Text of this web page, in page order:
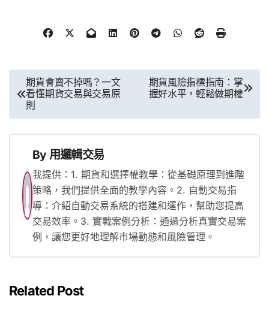
章
導
期貨會賣不掉嗎？一文
看懂期貨交易與交易原
則
期貨風險指標指南：掌
握好水平，輕鬆做期權
By 用邏輯交易
我提供：1. 期貨和選擇權教學：從基礎原理到進階
策略，我們提供全面的教學內容。2. 自動交易指
導：介紹自動交易系統的搭建和運作，幫助您提高
交易效率。3. 實戰案例分析：通過分析真實交易案
例，讓您更好地理解市場動態和風險管理。
Related Post